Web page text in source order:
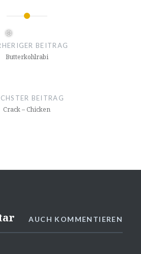
BEITRAG
Butterkohlrabi
BEITRAG
Crack – Chicken
AUCH KOMMENTIEREN
❆